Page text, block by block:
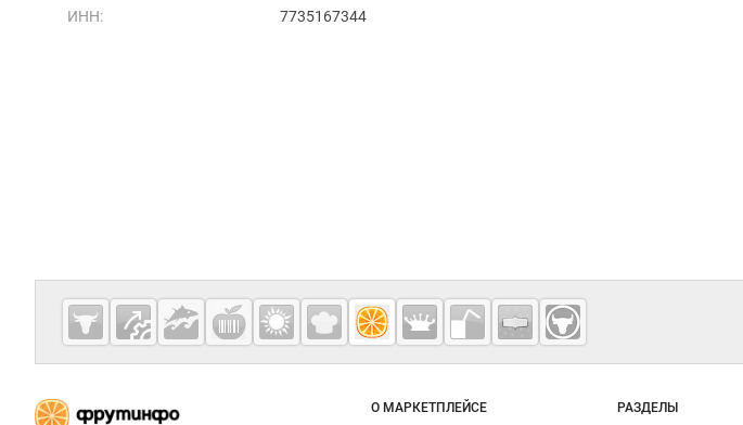
ИНН: 7735167344
Дополнительная информация
Cсылки на полезные проекты
Fruitinfo.ru
— рынок
фруктов
Важные разделы и контакты Навигация по сайту
О МАРКЕТПЛЕЙСЕ РАЗДЕЛЫ